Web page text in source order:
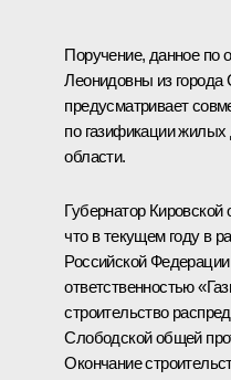
Поручение, данное по
Леонидовны из города
предусматривает
по газификации жилых
области.
Губернатор
что в текущем году в
Российской
ответственностью
строительство
Слободской общей
Окончание